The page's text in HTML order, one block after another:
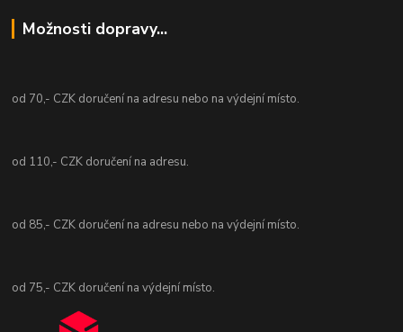
Možnosti dopravy...
od 70,- CZK doručení na adresu nebo na výdejní místo.
od 110,- CZK doručení na adresu.
od 85,- CZK doručení na adresu nebo na výdejní místo.
od 75,- CZK doručení na výdejní místo.